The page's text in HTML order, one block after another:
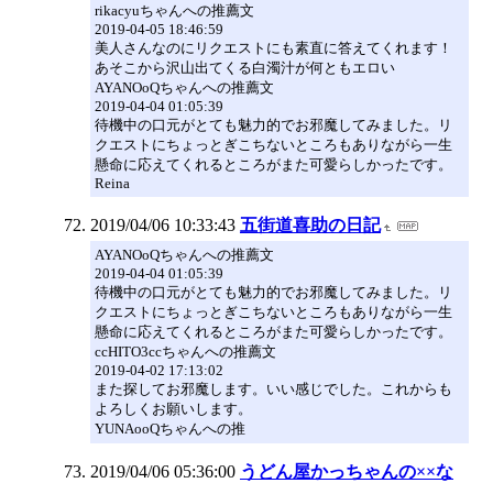
rikacyuちゃんへの推薦文
2019-04-05 18:46:59
美人さんなのにリクエストにも素直に答えてくれます！
あそこから沢山出てくる白濁汁が何ともエロい
AYANOoQちゃんへの推薦文
2019-04-04 01:05:39
待機中の口元がとても魅力的でお邪魔してみました。リ
クエストにちょっとぎこちないところもありながら一生
懸命に応えてくれるところがまた可愛らしかったです。
Reina
2019/04/06 10:33:43 五街道喜助の日記
AYANOoQちゃんへの推薦文
2019-04-04 01:05:39
待機中の口元がとても魅力的でお邪魔してみました。リ
クエストにちょっとぎこちないところもありながら一生
懸命に応えてくれるところがまた可愛らしかったです。
ccHITO3ccちゃんへの推薦文
2019-04-02 17:13:02
また探してお邪魔します。いい感じでした。これからも
よろしくお願いします。
YUNAooQちゃんへの推
2019/04/06 05:36:00 うどん屋かっちゃんの××な